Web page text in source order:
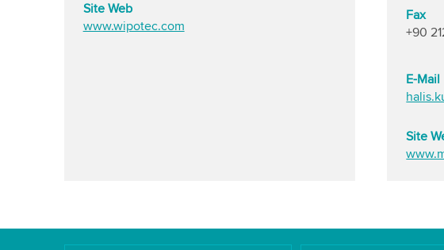
Site Web
www.wipotec.com
Fax
+90
E-Mail
Site